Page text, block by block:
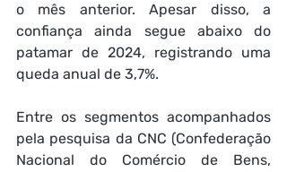
o mês anterior. Apesar disso, a
confiança ainda segue abaixo do
patamar de 2024, registrando uma
queda anual de 3,7%.
Entre os segmentos acompanhados
pela pesquisa da CNC (Confederação
Nacional do Comércio de Bens,